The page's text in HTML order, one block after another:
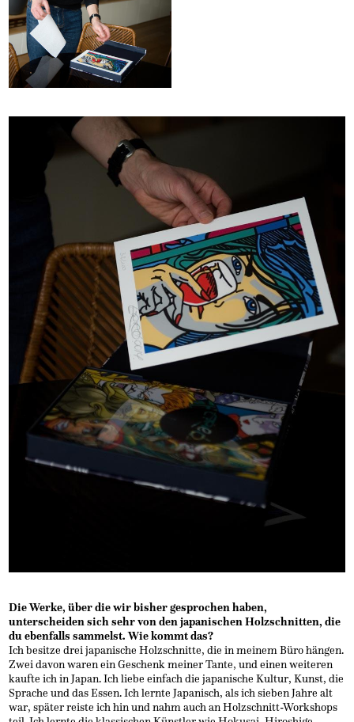
Die Werke, über die wir bisher gesprochen haben,
unterscheiden sichsehrvon den japanischen Holzschnitten, die
du ebenfalls sammelst. Wie kommt das?
Ich besitze drei japanische Holzschnitte, die in meinem Büro hängen.
Zwei davon waren ein Geschenk meiner Tante, und einen weiteren
kaufte ich in Japan. Ich liebe einfach die japanische Kultur, Kunst, die
Sprache und das Essen. Ich lernte Japanisch, als ich sieben Jahre alt
war, später reiste ich hin und nahm auch an Holzschnitt-Workshops